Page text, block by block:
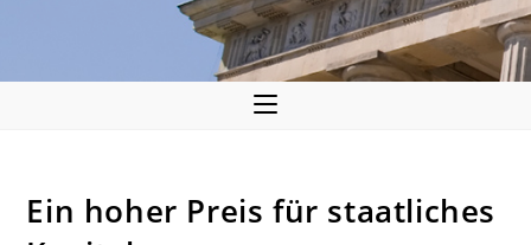
Ein hoher Preis für staatliches